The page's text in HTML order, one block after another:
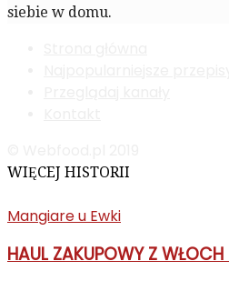
siebie w domu.
WIĘCEJ HISTORII
Mangiare u Ewki
HAUL ZAKUPOWY Z